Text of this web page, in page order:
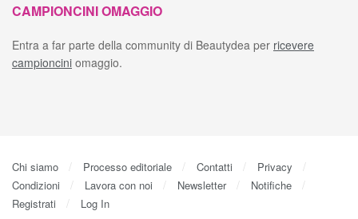
CAMPIONCINI OMAGGIO
Entra a far parte della community di Beautydea per ricevere
campioncini omaggio.
Chi siamo Processo editoriale Contatti
Privacy
Condizioni
Lavora con noi Newsletter
Notifiche
Registrati
Log In